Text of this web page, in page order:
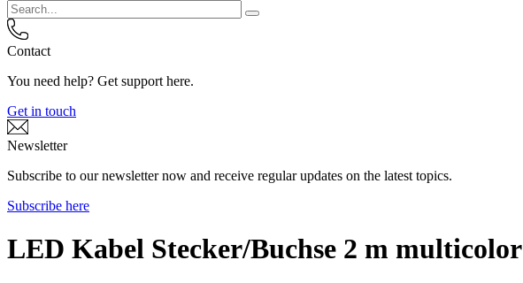
Contact
You need help? Get support here.
Get in touch
Newsletter
Subscribe to our newsletter now and receive regular updates on the latest topics.
Subscribe here
LED Kabel Stecker/Buchse 2 m multicolor